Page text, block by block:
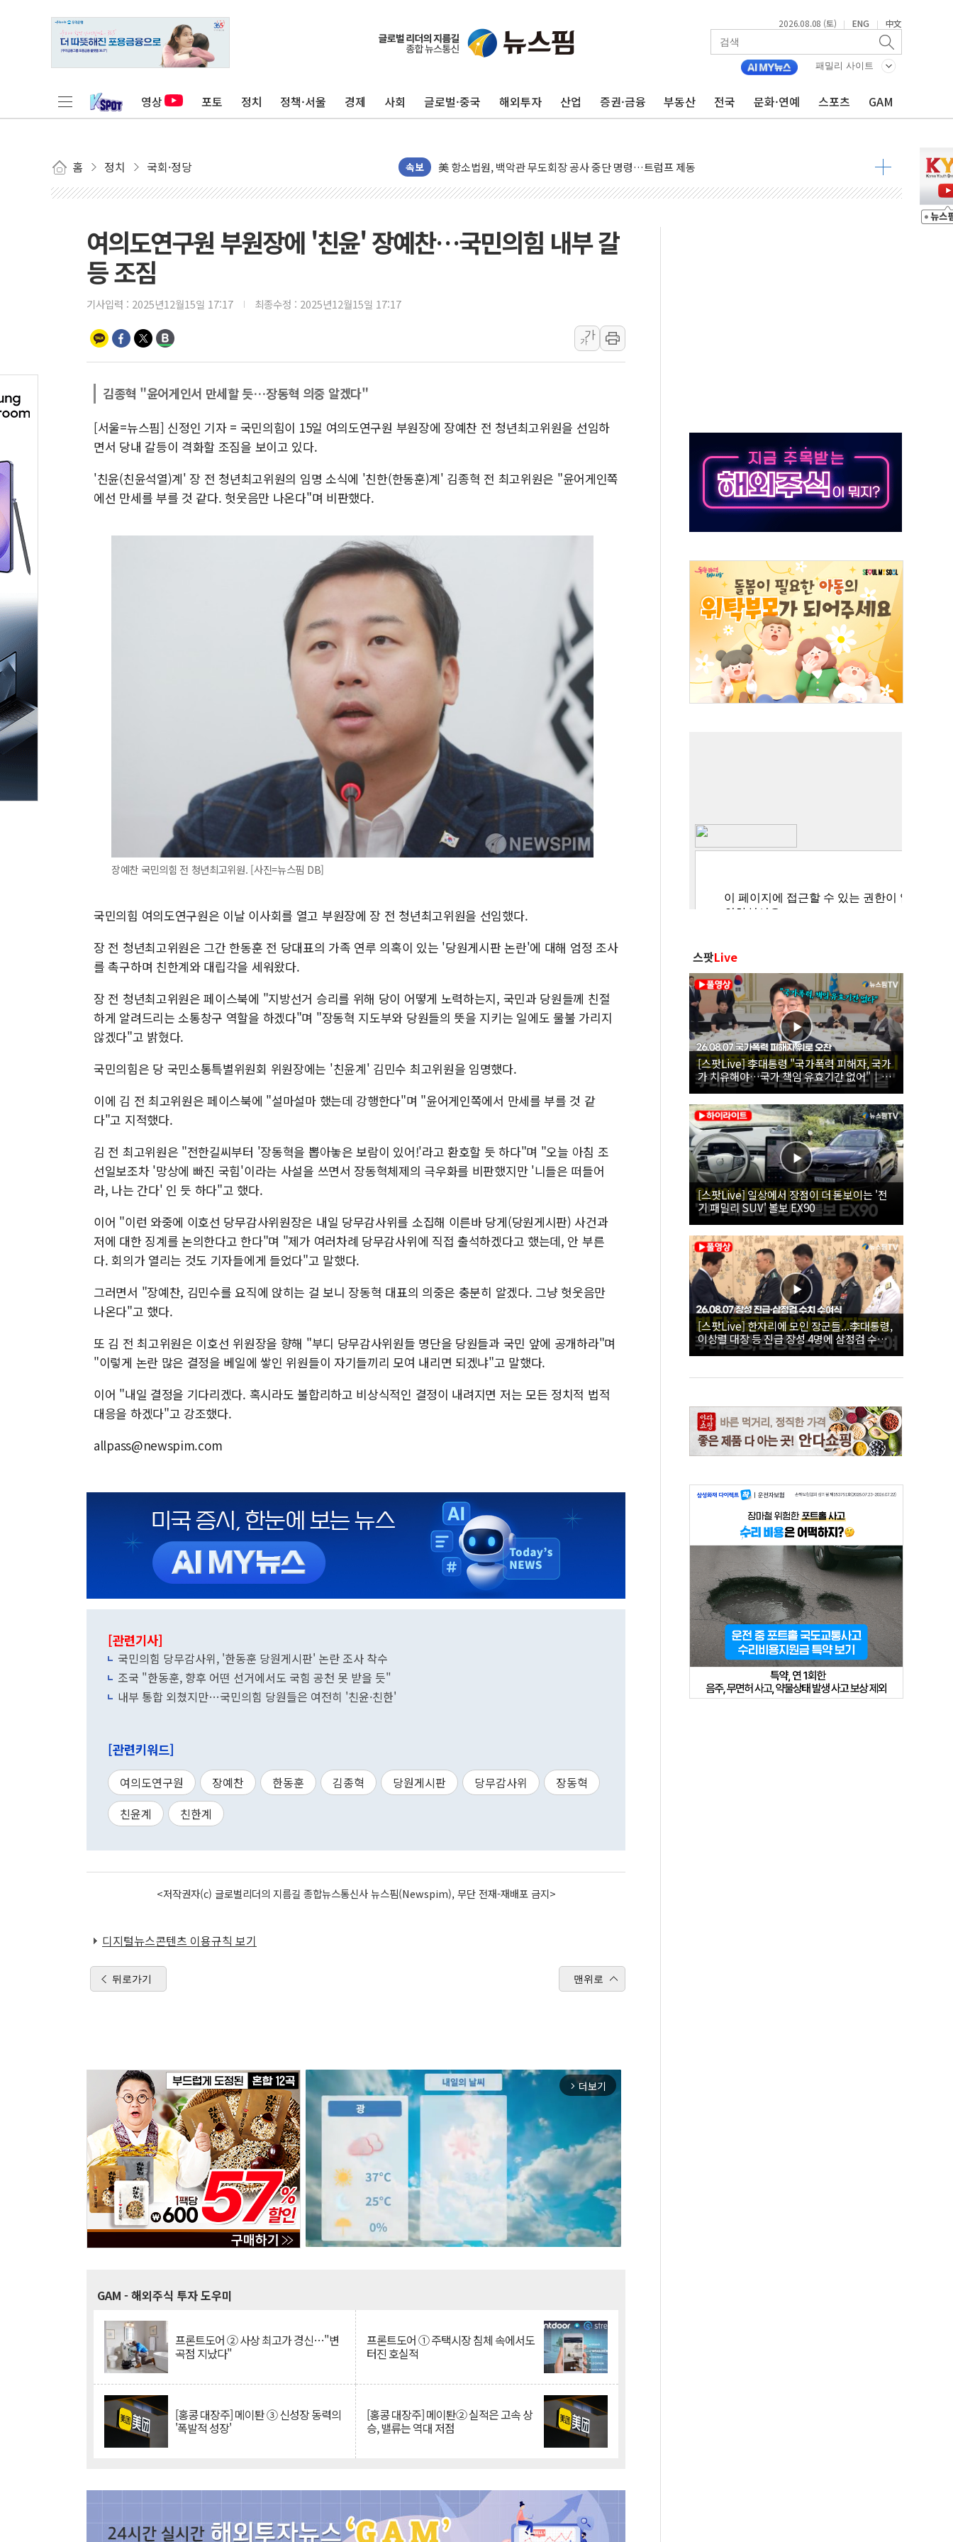
2026.08.08 (토) | ENG | 中文
패밀리 사이트
영상 포토 정치 정책·서울 경제 사회 글로벌·중국 해외투자 산업 증권·금융 부동산 전국 문화·연예 스포츠 GAM
홈 정치 국회·정당 속보
[종합] 이슬람 수니파 3국, '공동방위협정' 체결… 이스라엘·이란 위협에 맞설 자체 억지력 강화
트럼프, 백신·자폐증 행정명령 검토…"이르면 다음 주"
이란 핵심 원유 수출항 '하르그섬', 최근 1주일 이상 '올스톱'… 美 해상봉쇄 영향
美 고용 쇼크에 엔화 장중 급등…시장은 "또 개입했나" 촉각
뉴욕증시 프리뷰, 美 고용 쇼크에 금리 인상 우려 후퇴…나스닥 선물 1%대 상승
[종합] 美 7월 고용 2만3000명 감소 '쇼크'…9월 금리 인상 기대 후퇴
트럼프 "금리 내려야"…파월 때와 달리 워시엔 톤 낮춰
특정 정치인 측근 포항시 정책특보 내정설...포항시 '시끌'
트럼프, 中 겨냥 폴리실리콘 관세 15% 부과…美 태양광주 급등
이란와이어 "이란 최고지도자 위독…곧 사망해도 놀랍지 않아"
남동발전, 해남군에 국내 최대 규모 400MW 태양광 착공…여의도 1.6배 규모
[인도증시] 중동 불안 속 유가 상승에 소폭 하락...금융주 낙폭 커
여의도연구원 부원장에 '친윤' 장예찬…국민의힘 내부 갈
등 조짐
기사입력 : 2025년12월15일 17:17 최종수정 : 2025년12월15일 17:17
가
가
김종혁 "윤어게인서 만세할 듯…장동혁 의중 알겠다"
[서울=뉴스핌] 신정인 기자 = 국민의힘이 15일 여의도연구원 부원장에 장예찬 전 청년최고위원을 선임하
면서 당내 갈등이 격화할 조짐을 보이고 있다.
'친윤(친윤석열)계' 장 전 청년최고위원의 임명 소식에 '친한(한동훈)계' 김종혁 전 최고위원은 "윤어게인쪽
에선 만세를 부를 것 같다. 헛웃음만 나온다"며 비판했다.
장예찬 국민의힘 전 청년최고위원. [사진=뉴스핌 DB]
국민의힘 여의도연구원은 이날 이사회를 열고 부원장에 장 전 청년최고위원을 선임했다.
장 전 청년최고위원은 그간 한동훈 전 당대표의 가족 연루 의혹이 있는 '당원게시판 논란'에 대해 엄정 조사
를 촉구하며 친한계와 대립각을 세워왔다.
장 전 청년최고위원은 페이스북에 "지방선거 승리를 위해 당이 어떻게 노력하는지, 국민과 당원들께 친절
하게 알려드리는 소통창구 역할을 하겠다"며 "장동혁 지도부와 당원들의 뜻을 지키는 일에도 물불 가리지
않겠다"고 밝혔다.
국민의힘은 당 국민소통특별위원회 위원장에는 '친윤계' 김민수 최고위원을 임명했다.
이에 김 전 최고위원은 페이스북에 "설마설마 했는데 강행한다"며 "윤어게인쪽에서 만세를 부를 것 같
다"고 지적했다.
김 전 최고위원은 "전한길씨부터 '장동혁을 뽑아놓은 보람이 있어!'라고 환호할 듯 하다"며 "오늘 아침 조
선일보조차 '망상에 빠진 국힘'이라는 사설을 쓰면서 장동혁체제의 극우화를 비판했지만 '니들은 떠들어
라, 나는 간다' 인 듯 하다"고 했다.
이어 "이런 와중에 이호선 당무감사위원장은 내일 당무감사위를 소집해 이른바 당게(당원게시판) 사건과
저에 대한 징계를 논의한다고 한다"며 "제가 여러차례 당무감사위에 직접 출석하겠다고 했는데, 안 부른
다. 회의가 열리는 것도 기자들에게 들었다"고 말했다.
그러면서 "장예찬, 김민수를 요직에 앉히는 걸 보니 장동혁 대표의 의중은 충분히 알겠다. 그냥 헛웃음만
나온다"고 했다.
또 김 전 최고위원은 이호선 위원장을 향해 "부디 당무감사위원들 명단을 당원들과 국민 앞에 공개하라"며
"이렇게 논란 많은 결정을 베일에 쌓인 위원들이 자기들끼리 모여 내리면 되겠냐"고 말했다.
이어 "내일 결정을 기다리겠다. 혹시라도 불합리하고 비상식적인 결정이 내려지면 저는 모든 정치적 법적
대응을 하겠다"고 강조했다.
allpass@newspim.com
[관련기사]
국민의힘 당무감사위, '한동훈 당원게시판' 논란 조사 착수
조국 "한동훈, 향후 어떤 선거에서도 국힘 공천 못 받을 듯"
내부 통합 외쳤지만…국민의힘 당원들은 여전히 '친윤·친한'
[관련키워드]
여의도연구원 장예찬 한동훈 김종혁 당원게시판 당무감사위
장동혁
친윤계
친한계
<저작권자(c) 글로벌리더의 지름길 종합뉴스통신사 뉴스핌(Newspim), 무단 전재-재배포 금지>
디지털뉴스콘텐츠 이용규칙 보기
뒤로가기 맨위로
arrow_forward_ios 더보기
GAM - 해외주식 투자 도우미
프론트도어 ② 사상 최고가 경신…"변
곡점 지났다"
프론트도어 ① 주택시장 침체 속에서도
터진 호실적
[홍콩 대장주] 메이퇀 ③ 신성장 동력의
'폭발적 성장'
[홍콩 대장주] 메이퇀② 실적은 고속 상
승, 밸류는 역대 저점
스팟Live
[스팟Live] 李대통령 "국가폭력 피해자, 국가
가 치유해야…국가 책임 유효기간 없어"｜
26.08.07 국가폭력 피해자 위로 오찬
[스팟Live] 일상에서 장점이 더 돋보이는 '전
기 패밀리 SUV' 볼보 EX90
[스팟Live] 한자리에 모인 장군들...李대통령,
이상렬 대장 등 진급 장성 4명에 삼정검 수치
직접 수여｜26.08.07 장성 진급·삼정검 수치